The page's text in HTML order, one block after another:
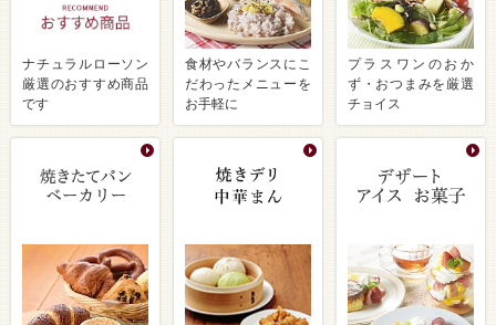
ナチュラルローソン
厳選のおすすめ商品
です
食材やバランスにこ
だわったメニューを
お手軽に
プラスワンのおか
ず・おつまみを厳選
チョイス